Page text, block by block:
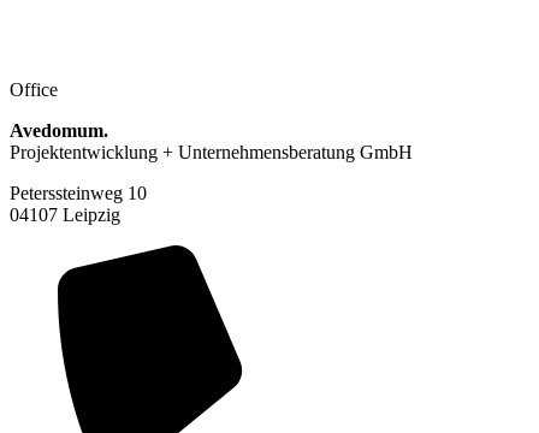
Office
Avedomum.
Projektentwicklung + Unternehmensberatung GmbH
Peterssteinweg 10
04107 Leipzig